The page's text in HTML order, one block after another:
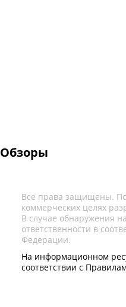
Обзоры
Все права защищены.
коммерческих целях
В случае обнаружения
ответственности в
Федерации.
На информационном
соответствии с